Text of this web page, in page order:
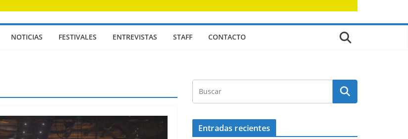
NOTICIAS FESTIVALES ENTREVISTAS STAFF CONTACTO
Entradas recientes